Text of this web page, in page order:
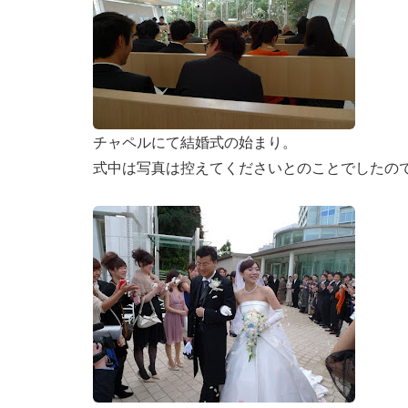
チャペルにて結婚式の始まり。
式中は写真は控えてくださいとのことでしたの